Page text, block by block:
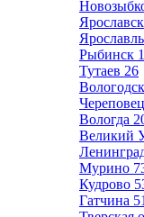
Ярославль
Рыбинск
Тутаев 26
Череповец
Вологда
Великий
Мурино
Кудрово
Гатчина 51